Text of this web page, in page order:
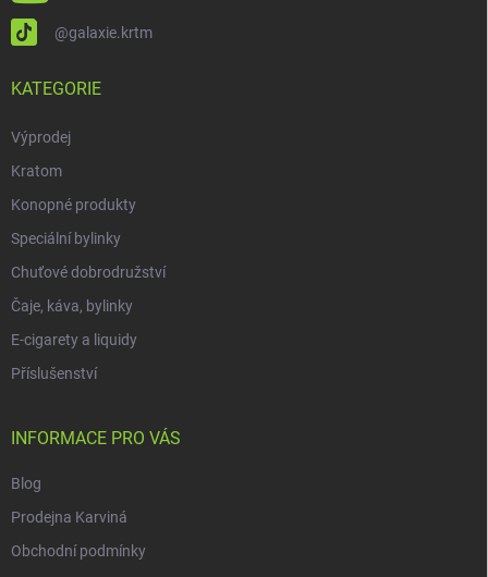
@galaxie.krtm
KATEGORIE
Výprodej
Kratom
Konopné produkty
Speciální bylinky
Chuťové dobrodružství
Čaje, káva, bylinky
E-cigarety a liquidy
Příslušenství
INFORMACE PRO VÁS
Blog
Prodejna Karviná
Obchodní podmínky